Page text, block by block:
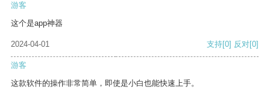
游客
这个是app神器
2024-04-01 支持[0] 反对[0]
游客
这款软件的操作非常简单，即使是小白也能快速上手。